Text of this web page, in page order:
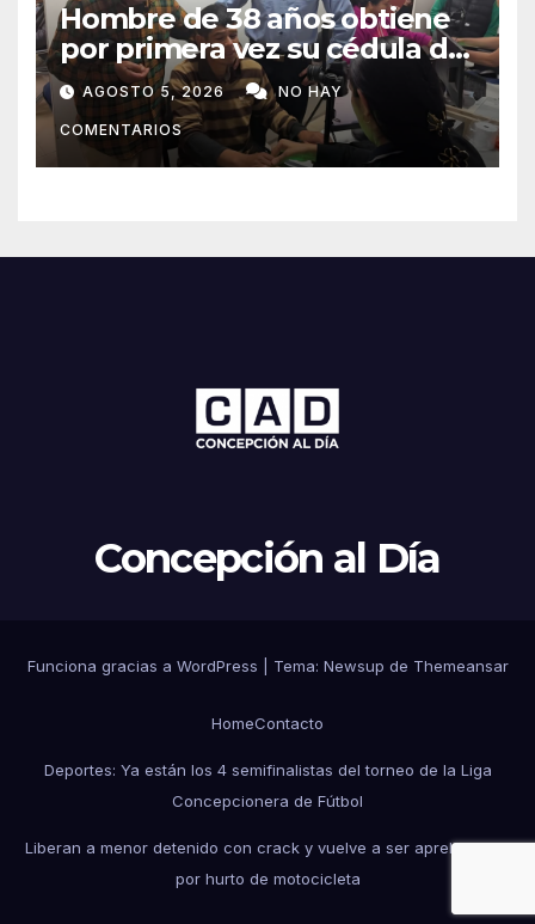
Hombre de 38 años obtiene
por primera vez su cédula de
identidad en Concepción
AGOSTO 5, 2026 NO HAY
COMENTARIOS
Concepción al Día
Funciona gracias a WordPress Tema: Newsup de Themeansar
HomeContacto
Deportes: Ya están los 4 semifinalistas del torneo de la Liga
Concepcionera de Fútbol
Liberan a menor detenido con crack y vuelve a ser aprehendido
por hurto de motocicleta